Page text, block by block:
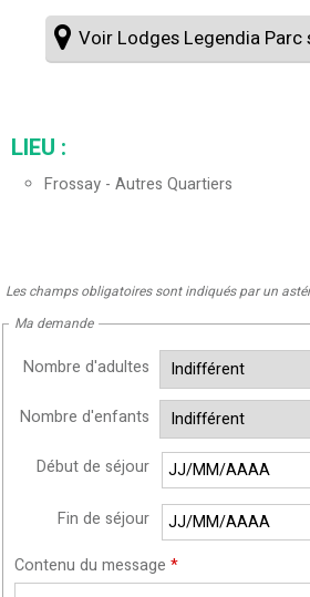
Voir Lodges Legendia Parc
LIEU :
Frossay - Autres Quartiers
Les champs obligatoires sont indiqués par un
Ma demande
Nombre d'adultes
Nombre d'enfants
Début de séjour
Fin de séjour
Contenu du message *